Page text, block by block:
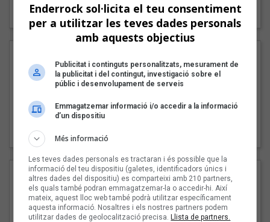
Carmen y María
Enderrock sol·licita el teu consentiment
per a utilitzar les teves dades personals
amb aquests objectius
Publicitat i continguts personalitzats, mesurament de
la publicitat i del contingut, investigació sobre el
públic i desenvolupament de serveis
Emmagatzemar informació i/o accedir a la informació
d’un dispositiu
Més informació
Les teves dades personals es tractaran i és possible que la
informació del teu dispositiu (galetes, identificadors únics i
altres dades del dispositiu) es comparteixi amb 210 partners,
els quals també podran emmagatzemar-la o accedir-hi. Així
mateix, aquest lloc web també podrà utilitzar específicament
aquesta informació. Nosaltres i els nostres partners podem
utilitzar dades de geolocalització precisa.Llista de partners.